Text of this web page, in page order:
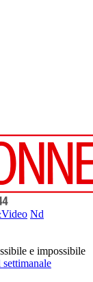
Nd
e impossibile